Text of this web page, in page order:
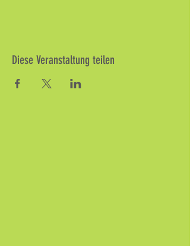
Diese Veranstaltung teilen